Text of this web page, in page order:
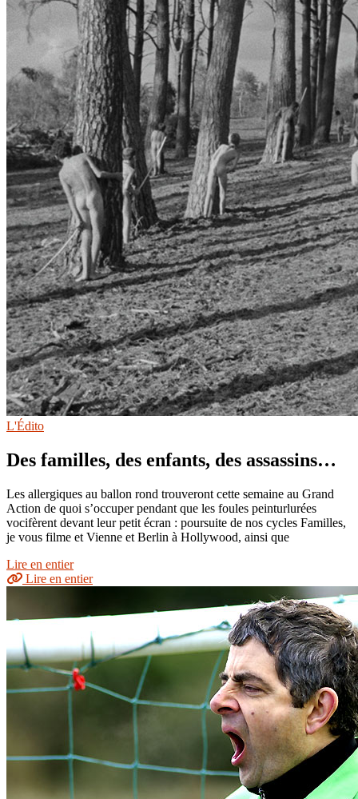
L'Édito
Des familles, des enfants, des assassins…
Les allergiques au ballon rond trouveront cette semaine au Grand
Action de quoi s’occuper pendant que les foules peinturlurées
vocifèrent devant leur petit écran : poursuite de nos cycles Familles,
je vous filme et Vienne et Berlin à Hollywood, ainsi que
Lire en entier
Lire en entier